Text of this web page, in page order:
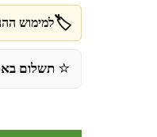
🏷️למימוש
⭐ תשלום